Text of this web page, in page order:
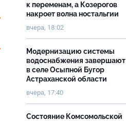
к переменам, а Козерогов
накроет волна ностальгии
вчера, 18:02
Модернизацию системы
водоснабжения завершают
в селе Осыпной Бугор
Астраханской области
вчера, 17:40
Состояние Комсомольской